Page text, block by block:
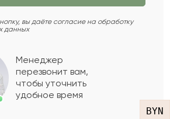
BYN
вы даёте согласие на обработку
данных
Менеджер
перезвонит вам,
чтобы уточнить
удобное время